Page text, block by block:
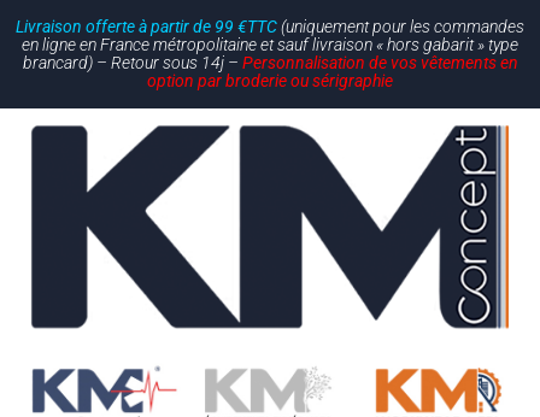
Livraison offerte à partir de 99 €TTC(uniquement pour les commandes
en ligne en France métropolitaine et sauf livraison « hors gabarit » type
brancard) – Retour sous 14j – Personnalisation de vos vêtements en
option par broderie ou sérigraphie